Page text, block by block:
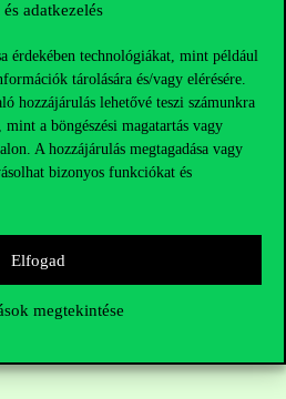
és adatkezelés
érdekében technológiákat, mint például
tárolására és/vagy elérésére.
hozzájárulás lehetővé teszi számunkra
a böngészési magatartás vagy
A hozzájárulás megtagadása vagy
bizonyos funkciókat és
Elfogad
megtekintése